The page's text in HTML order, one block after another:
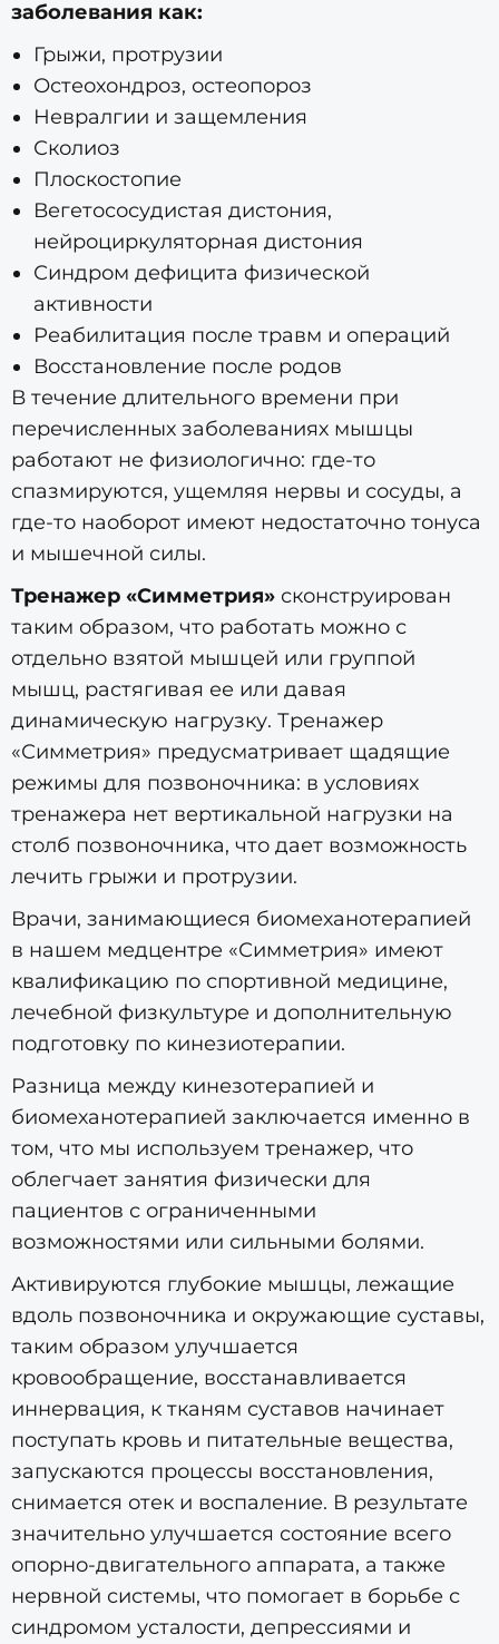
заболевания как:
Грыжи, протрузии
Остеохондроз, остеопороз
Невралгии и защемления
Сколиоз
Плоскостопие
Вегетососудистая дистония,
нейроциркуляторная дистония
Синдром дефицита физической
активности
Реабилитация после травм и операций
Восстановление после родов
В течение длительного времени при
перечисленных заболеваниях мышцы
работают не физиологично: где-то
спазмируются, ущемляя нервы и сосуды, а
где-то наоборот имеют недостаточно тонуса
и мышечной силы.
Тренажер «Симметрия» сконструирован
таким образом, что работать можно с
отдельно взятой мышцей или группой
мышц, растягивая ее или давая
динамическую нагрузку. Тренажер
«Симметрия» предусматривает щадящие
режимы для позвоночника: в условиях
тренажера нет вертикальной нагрузки на
столб позвоночника, что дает возможность
лечить грыжи и протрузии.
Врачи, занимающиеся биомеханотерапией
в нашем медцентре «Симметрия» имеют
квалификацию по спортивной медицине,
лечебной физкультуре и дополнительную
подготовку по кинезиотерапии.
Разница между кинезотерапией и
биомеханотерапией заключается именно в
том, что мы используем тренажер, что
облегчает занятия физически для
пациентов с ограниченными
возможностями или сильными болями.
Активируются глубокие мышцы, лежащие
вдоль позвоночника и окружающие суставы,
таким образом улучшается
кровообращение, восстанавливается
иннервация, к тканям суставов начинает
поступать кровь и питательные вещества,
запускаются процессы восстановления,
снимается отек и воспаление. В результате
значительно улучшается состояние всего
опорно-двигательного аппарата, а также
нервной системы, что помогает в борьбе с
синдромом усталости, депрессиями и